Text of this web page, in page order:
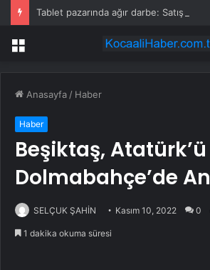
Tablet pazarında ağır darbe: Satışlar
Menü
Anasayfa / Haber
Haber
Beşiktaş, Atatürk’ü
Dolmabahçe’de
SELÇUK ŞAHİN Kasım 10, 2022 0
1 dakika okuma süresi